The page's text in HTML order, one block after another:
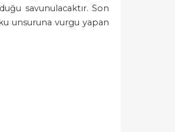
savunulacaktır. Son
unsuruna vurgu yapan